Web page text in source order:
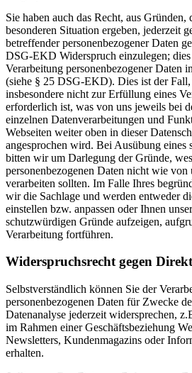
Sie haben auch das Recht, aus Gründen,
besonderen Situation ergeben, jederzeit
betreffender personenbezogener Daten
DSG-EKD Widerspruch einzulegen;
Verarbeitung personenbezogener Daten
(siehe § 25 DSG-EKD). Dies ist der
insbesondere nicht zur Erfüllung eines
erforderlich ist, was von uns jeweils bei
einzelnen Datenverarbeitungen und
Webseiten weiter oben in dieser
angesprochen wird. Bei Ausübung eines
bitten wir um Darlegung der Gründe,
personenbezogenen Daten nicht wie von
verarbeiten sollten. Im Falle Ihres
wir die Sachlage und werden entweder
einstellen bzw. anpassen oder Ihnen
schutzwürdigen Gründe aufzeigen,
Verarbeitung fortführen.
Widerspruchsrecht gegen
Selbstverständlich können Sie der
personenbezogenen Daten für Zwecke
Datenanalyse jederzeit widersprechen,
im Rahmen einer Geschäftsbeziehung
Newsletters, Kundenmagazins oder
erhalten.